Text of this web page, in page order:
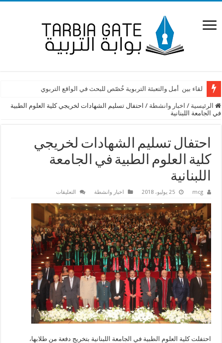
لقاء بين أمل والتعبئة التربوية خُصّص للبحث في الواقع التربوي
الرئيسية / اخبار وانشطة / احتفال تسليم الشهادات لخريجي كلية العلوم الطبية
في الجامعة اللبنانية
احتفال تسليم الشهادات لخريجي
كلية العلوم الطبية في الجامعة
اللبنانية
mcg 25 يوليو، 2018 اخبار وانشطة التعليقات
تسليم
الشهادات
لخريجي
كلية
العلوم
الطبية
في
الجامعة
اللبنانية
مغلقة
احتفلت كلية العلوم الطبية في الجامعة اللبنانية بتخريج دفعة من طلابها،